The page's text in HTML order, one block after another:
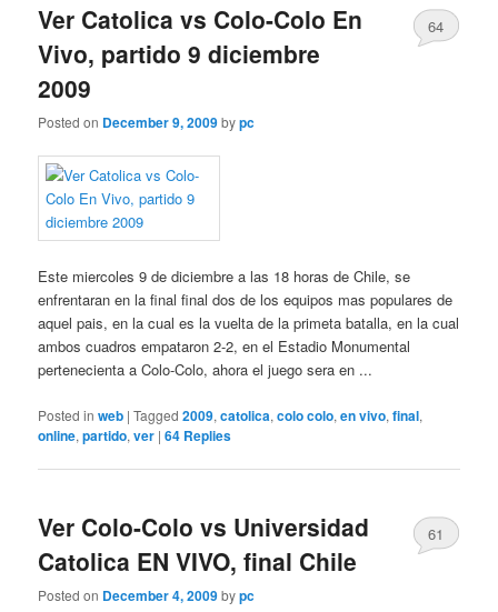
Ver Catolica vs Colo-Colo En
Vivo, partido 9 diciembre
2009
Posted on December 9, 2009bypc
64
Este miercoles 9 de diciembre a las 18 horas de Chile, se
enfrentaran en la final final dos de los equipos mas populares de
aquel pais, en la cual es la vuelta de la primeta batalla, en la cual
ambos cuadros empataron 2-2, en el Estadio Monumental
pertenecienta a Colo-Colo, ahora el juego sera en ...
Posted in web |Tagged 2009,catolica,colo colo,en vivo,final,
online,partido,ver |64 Replies
Ver Colo-Colo vs Universidad
Catolica EN VIVO, final Chile
Posted on December 4, 2009bypc
61